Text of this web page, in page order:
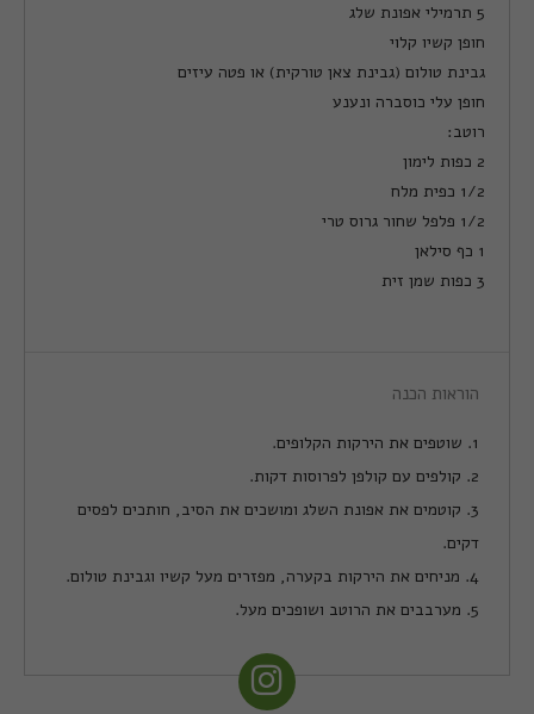
5 תרמילי אפונת שלג
חופן קשיו קלוי
גבינת טולום (גבינת צאן טורקית) או פטה עיזים
חופן עלי כוסברה ונענע
רוטב:
2 כפות לימון
1/2 כפית מלח
1/2 פלפל שחור גרוס טרי
1 כף סילאן
3 כפות שמן זית
הוראות הכנה
1. שוטפים את הירקות הקלופים.
2. קולפים עם קולפן לפרוסות דקות.
3. קוטמים את אפונת השלג ומושכים את הסיב, חותכים לפסים
דקים.
4. מניחים את הירקות בקערה, מפזרים מעל קשיו וגבינת טולום.
5. מערבבים את הרוטב ושופכים מעל.